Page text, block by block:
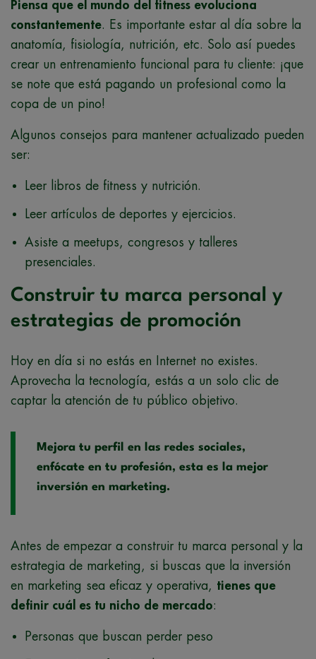
Piensa que el mundo del fitness evoluciona
constantemente. Es importante estar al día sobre la
anatomía, fisiología, nutrición, etc. Solo así puedes
crear un entrenamiento funcional para tu cliente: ¡que
se note que está pagando un profesional como la
copa de un pino!
Algunos consejos para mantener actualizado pueden
ser:
Leer libros de fitness y nutrición.
Leer artículos de deportes y ejercicios.
Asiste a meetups, congresos y talleres
presenciales.
Construir tu marca personal y
estrategias de promoción
Hoy en día si no estás en Internet no existes.
Aprovecha la tecnología, estás a un solo clic de
captar la atención de tu público objetivo.
Mejora tu perfil en las redes sociales,
enfócate en tu profesión, esta es la mejor
inversión en marketing.
Antes de empezar a construir tu marca personal y la
estrategia de marketing, si buscas que la inversión
en marketing sea eficaz y operativa, tienes que
definir cuál es tu nicho de mercado:
Personas que buscan perder peso